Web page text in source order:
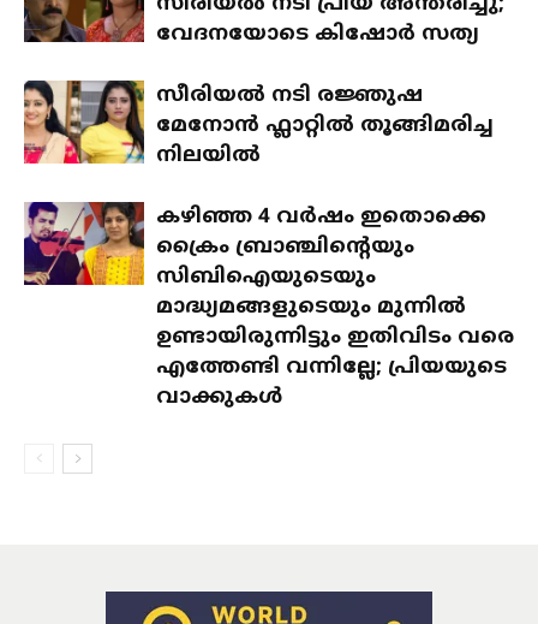
വേദനയോടെ കിഷോര്‍ സത്യ
സീരിയല്‍ നടി രജ്ഞുഷ
മേനോന്‍ ഫ്ലാറ്റിൽ തൂങ്ങിമരിച്ച
നിലയില്‍
കഴിഞ്ഞ 4 വര്‍ഷം ഇതൊക്കെ
ക്രൈം ബ്രാഞ്ചിന്റെയും
സിബിഐയുടെയും
മാദ്ധ്യമങ്ങളുടെയും മുന്നില്‍
ഉണ്ടായിരുന്നിട്ടും ഇതിവിടം വരെ
എത്തേണ്ടി വന്നില്ലേ; പ്രിയയുടെ
വാക്കുകള്‍